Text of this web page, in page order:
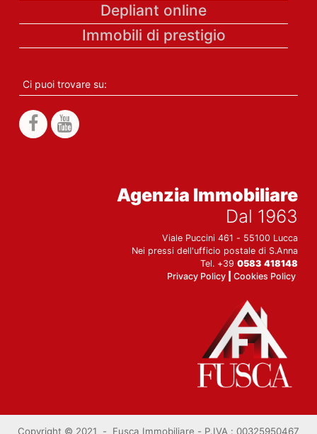
Depliant online
Immobili di prestigio
Ci puoi trovare su:
Agenzia Immobiliare
Dal 1963
Viale Puccini 461 - 55100 Lucca
Nei pressi dell'ufficio postale di S.Anna
Tel. +390583 418148
Privacy Policy |Cookies Policy
Copyright © 2021 - Fusca Immobiliare - P.IVA : 00325950467